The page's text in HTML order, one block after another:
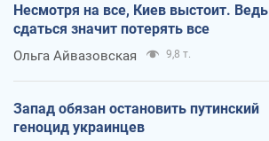
Несмотря на все, Киев выстоит. Ведь
сдаться значит потерять все
Ольга Айвазовская 9,8 т.
Запад обязан остановить путинский
геноцид украинцев